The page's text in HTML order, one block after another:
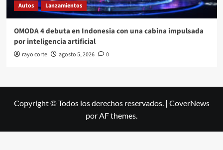
Autos Lanzamientos
OMODA 4 debuta en Indonesia con una cabina impulsada
por inteligencia artificial
rayo corte agosto 5, 2026 0
Copyright © Todos los derechos reservados. | CoverNews
por AF themes.